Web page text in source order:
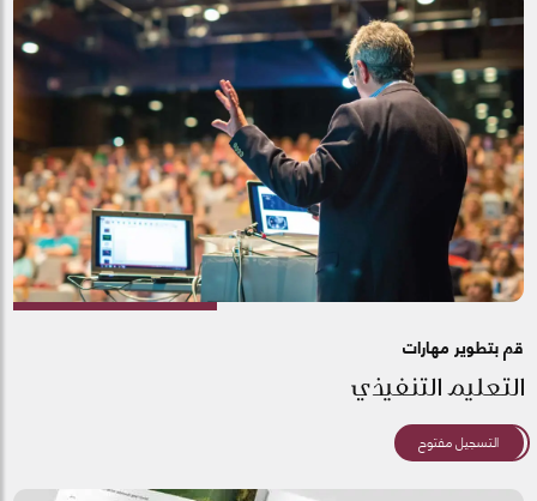
قم بتطوير مهارات
التعليم التنفيذي
التسجيل مفتوح